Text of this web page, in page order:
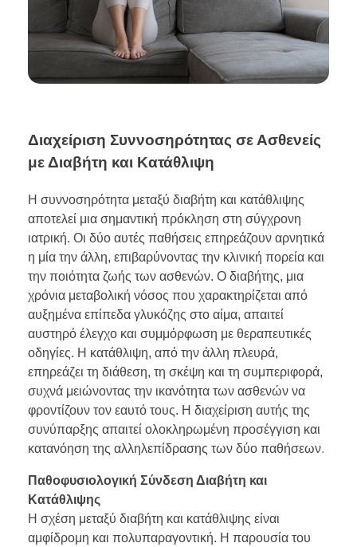
Διαχείριση Συννοσηρότητας σε Ασθενείς
με Διαβήτη και Κατάθλιψη
Η συννοσηρότητα μεταξύ διαβήτη και κατάθλιψης
αποτελεί μια σημαντική πρόκληση στη σύγχρονη
ιατρική. Οι δύο αυτές παθήσεις επηρεάζουν αρνητικά
η μία την άλλη, επιβαρύνοντας την κλινική πορεία και
την ποιότητα ζωής των ασθενών. Ο διαβήτης, μια
χρόνια μεταβολική νόσος που χαρακτηρίζεται από
αυξημένα επίπεδα γλυκόζης στο αίμα, απαιτεί
αυστηρό έλεγχο και συμμόρφωση με θεραπευτικές
οδηγίες. Η κατάθλιψη, από την άλλη πλευρά,
επηρεάζει τη διάθεση, τη σκέψη και τη συμπεριφορά,
συχνά μειώνοντας την ικανότητα των ασθενών να
φροντίζουν τον εαυτό τους. Η διαχείριση αυτής της
συνύπαρξης απαιτεί ολοκληρωμένη προσέγγιση και
κατανόηση της αλληλεπίδρασης των δύο παθήσεων.
Παθοφυσιολογική Σύνδεση Διαβήτη και
Κατάθλιψης
Η σχέση μεταξύ διαβήτη και κατάθλιψης είναι
αμφίδρομη και πολυπαραγοντική. Η παρουσία του